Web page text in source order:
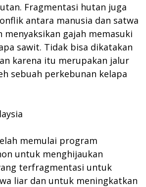
Fragmentasi hutan juga
antara manusia dan satwa
menyaksikan gajah memasuki
sawit. Tidak bisa dikatakan
karena itu merupakan jalur
sebuah perkebunan kelapa
memulai program
untuk menghijaukan
terfragmentasi untuk
liar dan untuk meningkatkan